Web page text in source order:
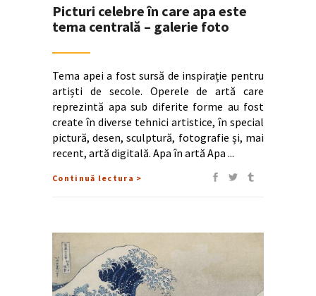
Picturi celebre în care apa este
tema centrală – galerie foto
Tema apei a fost sursă de inspirație pentru
artiști de secole. Operele de artă care
reprezintă apa sub diferite forme au fost
create în diverse tehnici artistice, în special
pictură, desen, sculptură, fotografie și, mai
recent, artă digitală. Apa în artă Apa
Continuă lectura >